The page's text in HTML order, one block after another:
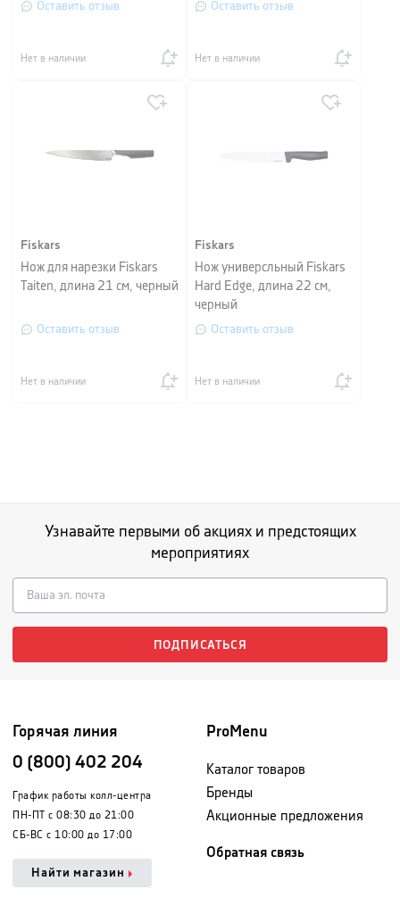
Оставить отзыв
Нет в наличии
Оставить отзыв
Нет в наличии
Fiskars
Нож для нарезки Fiskars
Taiten, длина 21 см, черный
Оставить отзыв
Нет в наличии
Fiskars
Нож универсльный Fiskars
Hard Edge, длина 22 см,
черный
Оставить отзыв
Нет в наличии
Узнавайте первыми об акциях и предстоящих
мероприятиях
ПОДПИСАТЬСЯ
Горячая линия
0 (800) 402 204
График работы колл-центра
ПН-ПТ с 08:30 до 21:00
СБ-ВС с 10:00 до 17:00
Найти магазин
ProMenu
Каталог товаров
Бренды
Акционные предложения
Обратная связь